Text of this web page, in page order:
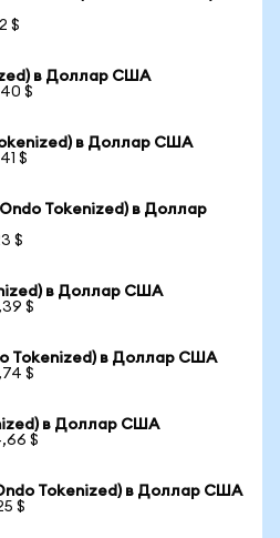
$
в Доллар США
$
в Доллар США
$
Tokenized) в Доллар
$
в Доллар США
$
Tokenized) в Доллар США
$
в Доллар США
$
Tokenized) в Доллар США
$